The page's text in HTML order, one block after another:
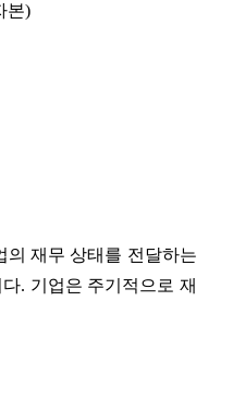
본)
의 재무 상태를 전달하는
. 기업은 주기적으로 재